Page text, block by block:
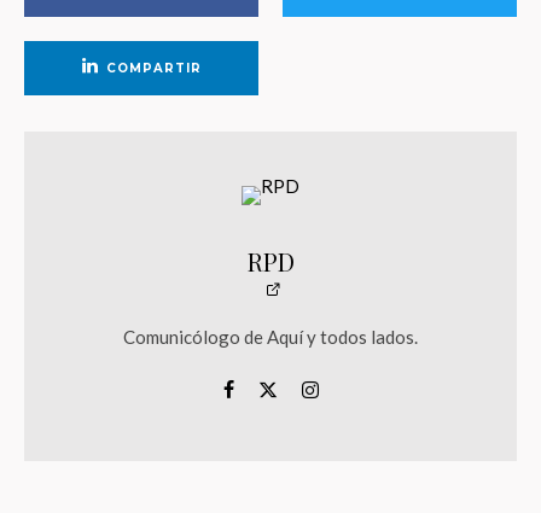
COMPARTIR
RPD
Comunicólogo de Aquí y todos lados.